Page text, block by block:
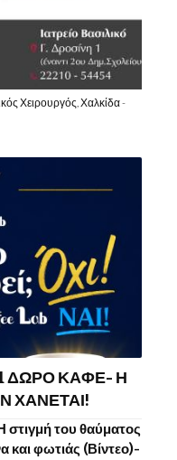
Χειρουργός, Χαλκίδα -
ΔΩΡΟ ΚΑΦΕ- Η
ΧΑΝΕΤΑΙ!
του θαύματος
και φωτιάς (Βίντεο)-